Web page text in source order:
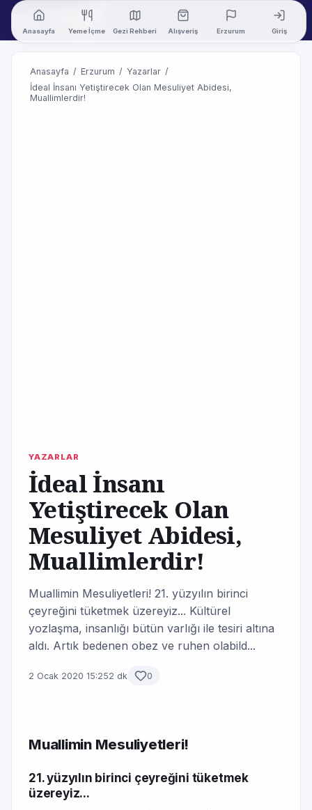
Anasayfa Yeme İçme Gezi Rehberi Alışveriş Erzurum Giriş
Anasayfa / Erzurum / Yazarlar /
İdeal İnsanı Yetiştirecek Olan Mesuliyet Abidesi,
Muallimlerdir!
YAZARLAR
İdeal İnsanı
Yetiştirecek Olan
Mesuliyet Abidesi,
Muallimlerdir!
Muallimin Mesuliyetleri! 21. yüzyılın birinci
çeyreğini tüketmek üzereyiz... Kültürel
yozlaşma, insanlığı bütün varlığı ile tesiri altına
aldı. Artık bedenen obez ve ruhen olabild...
2 Ocak 2020 15:252 dk 0
Muallimin Mesuliyetleri!
21. yüzyılın birinci çeyreğini tüketmek
üzereyiz...